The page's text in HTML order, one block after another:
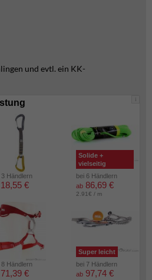
und evtl. ein KK-
i
3 Händlern
18,55 €
Solide +
vielseitig
bei 6 Händlern
ab 86,69 €
2.91€ / m
8 Händlern
71,39 €
Super leicht
bei 7 Händlern
ab 97,74 €